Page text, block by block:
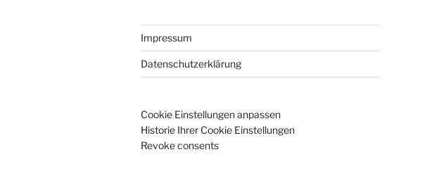
Impressum
Datenschutzerklärung
Cookie Einstellungen anpassen
Historie Ihrer Cookie Einstellungen
Revoke consents